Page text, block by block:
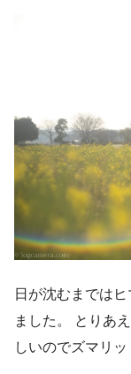
日が沈むまでは
ました。 とりあ
しいのでズマリッ